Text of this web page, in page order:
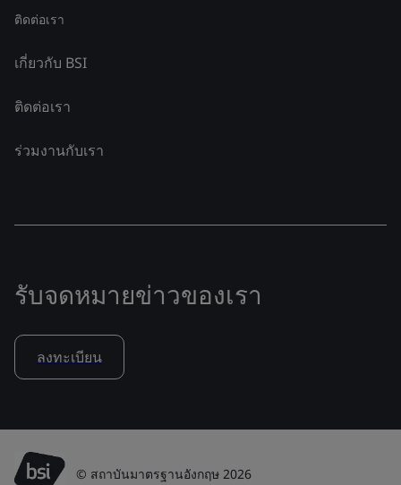
ติดต่อเรา
เกี่ยวกับ BSI
ติดต่อเรา
ร่วมงานกับเรา
รับจดหมายข่าวของเรา
ลงทะเบียน
© สถาบันมาตรฐานอังกฤษ 2026